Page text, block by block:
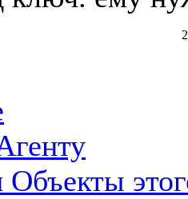
2
Объекты